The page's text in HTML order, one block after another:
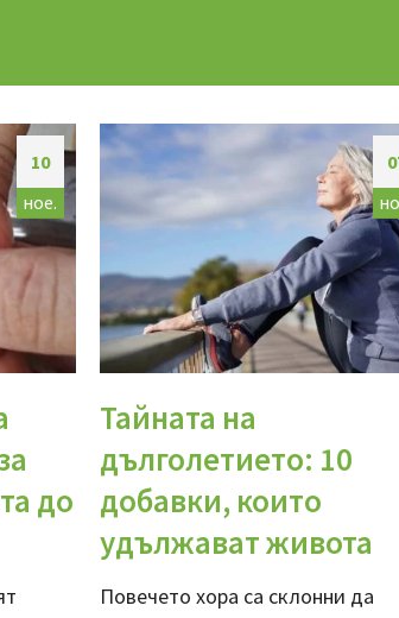
10
ное.
до
Тайната на
дълголетието: 10
добавки, които
удължават живота
Повечето хора са склонни да